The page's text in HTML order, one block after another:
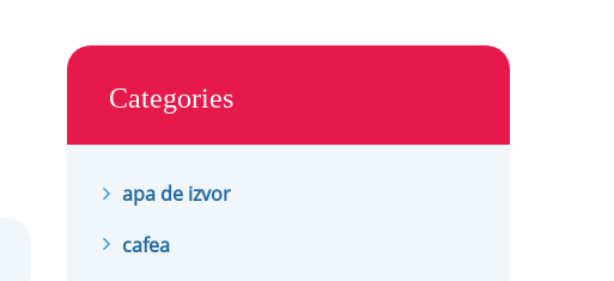
Categories
apa de izvor
cafea